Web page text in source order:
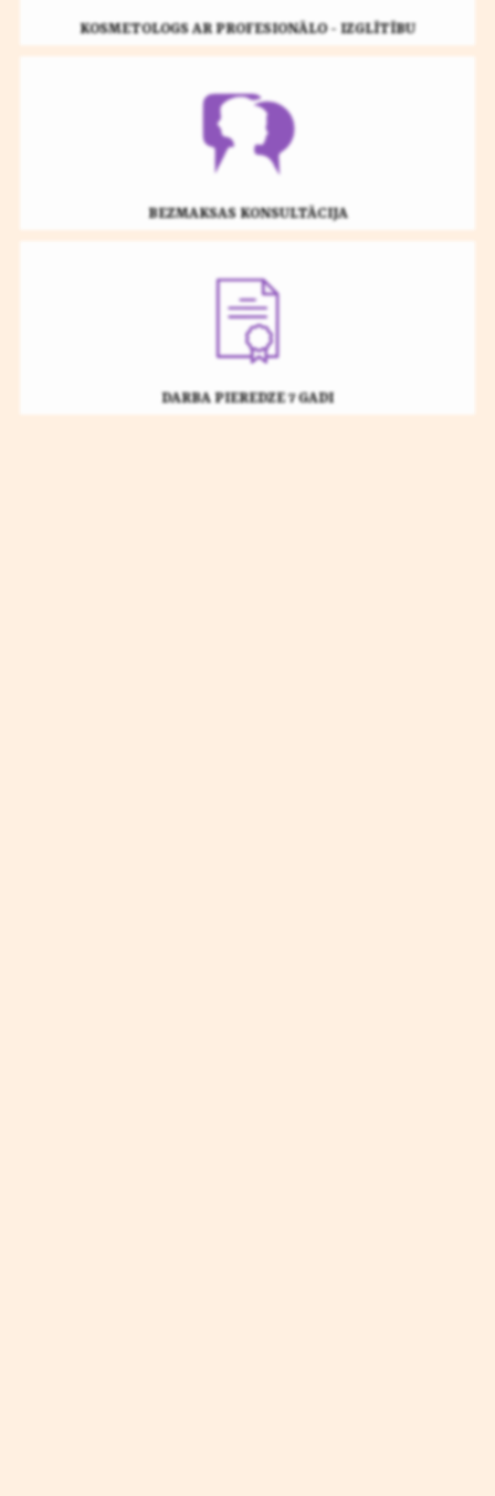
KOSMETOLOGS AR PROFESIONĀLO - IZGLĪTĪBU
BEZMAKSAS KONSULTĀCIJA
DARBA PIEREDZE 7 GADI